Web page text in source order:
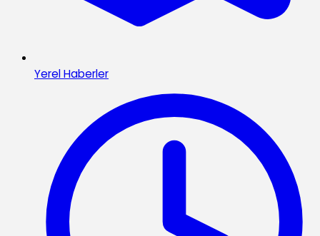
Yerel Haberler